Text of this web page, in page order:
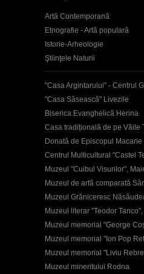
Artă Contemporană
Etnografie - Artă populară
Istorie-Arheologie
Ştiinţele Naturii
"Casa Argintarului" - Centrul
"Casa Săsească" Livezile
Biserica Evanghelică Herina
Casa tradițională de pe Văile
Donată de Episcopul Macarie
Centrul Multicultural "Castel
Muzeul "Cuibul Visurilor",
Muzeul de artă comparată
Muzeul Grăniceresc
Muzeul literar "Teodor
Muzeul memorial "George
Muzeul memorial "Ion Pop
Muzeul memorial "Liviu
Muzeul mineritului Rodna